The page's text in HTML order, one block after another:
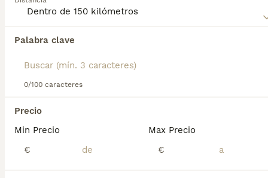
Palabra clave
0/100 caracteres
Precio
Min Precio
€
Max Precio
€
perro.
Encontramos 0 Greyhound Perros en
Si deseas exactamente esta búsqueda guarda tu
búsqueda y espera el resultado perfecto:
Preguntas frecuentes